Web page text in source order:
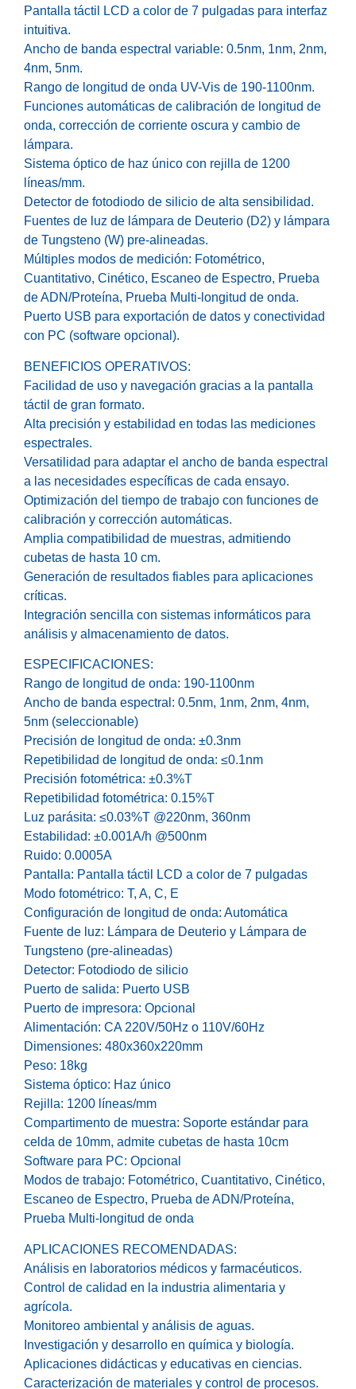
Pantalla táctil LCD a color de 7 pulgadas para interfaz
intuitiva.
Ancho de banda espectral variable: 0.5nm, 1nm, 2nm,
4nm, 5nm.
Rango de longitud de onda UV-Vis de 190-1100nm.
Funciones automáticas de calibración de longitud de
onda, corrección de corriente oscura y cambio de
lámpara.
Sistema óptico de haz único con rejilla de 1200
líneas/mm.
Detector de fotodiodo de silicio de alta sensibilidad.
Fuentes de luz de lámpara de Deuterio (D2) y lámpara
de Tungsteno (W) pre-alineadas.
Múltiples modos de medición: Fotométrico,
Cuantitativo, Cinético, Escaneo de Espectro, Prueba
de ADN/Proteína, Prueba Multi-longitud de onda.
Puerto USB para exportación de datos y conectividad
con PC (software opcional).
BENEFICIOS OPERATIVOS:
Facilidad de uso y navegación gracias a la pantalla
táctil de gran formato.
Alta precisión y estabilidad en todas las mediciones
espectrales.
Versatilidad para adaptar el ancho de banda espectral
a las necesidades específicas de cada ensayo.
Optimización del tiempo de trabajo con funciones de
calibración y corrección automáticas.
Amplia compatibilidad de muestras, admitiendo
cubetas de hasta 10 cm.
Generación de resultados fiables para aplicaciones
críticas.
Integración sencilla con sistemas informáticos para
análisis y almacenamiento de datos.
ESPECIFICACIONES:
Rango de longitud de onda: 190-1100nm
Ancho de banda espectral: 0.5nm, 1nm, 2nm, 4nm,
5nm (seleccionable)
Precisión de longitud de onda: ±0.3nm
Repetibilidad de longitud de onda: ≤0.1nm
Precisión fotométrica: ±0.3%T
Repetibilidad fotométrica: 0.15%T
Luz parásita: ≤0.03%T @220nm, 360nm
Estabilidad: ±0.001A/h @500nm
Ruido: 0.0005A
Pantalla: Pantalla táctil LCD a color de 7 pulgadas
Modo fotométrico: T, A, C, E
Configuración de longitud de onda: Automática
Fuente de luz: Lámpara de Deuterio y Lámpara de
Tungsteno (pre-alineadas)
Detector: Fotodiodo de silicio
Puerto de salida: Puerto USB
Puerto de impresora: Opcional
Alimentación: CA 220V/50Hz o 110V/60Hz
Dimensiones: 480x360x220mm
Peso: 18kg
Sistema óptico: Haz único
Rejilla: 1200 líneas/mm
Compartimento de muestra: Soporte estándar para
celda de 10mm, admite cubetas de hasta 10cm
Software para PC: Opcional
Modos de trabajo: Fotométrico, Cuantitativo, Cinético,
Escaneo de Espectro, Prueba de ADN/Proteína,
Prueba Multi-longitud de onda
APLICACIONES RECOMENDADAS:
Análisis en laboratorios médicos y farmacéuticos.
Control de calidad en la industria alimentaria y
agrícola.
Monitoreo ambiental y análisis de aguas.
Investigación y desarrollo en química y biología.
Aplicaciones didácticas y educativas en ciencias.
Caracterización de materiales y control de procesos.